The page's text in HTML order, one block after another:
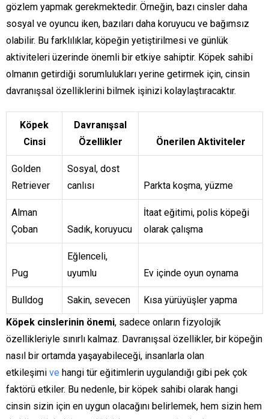
gözlem yapmak gerekmektedir. Örneğin, bazı cinsler daha
sosyal ve oyuncu iken, bazıları daha koruyucu ve bağımsız
olabilir. Bu farklılıklar, köpeğin yetiştirilmesi ve günlük
aktiviteleri üzerinde önemli bir etkiye sahiptir. Köpek sahibi
olmanın getirdiği sorumlulukları yerine getirmek için, cinsin
davranışsal özelliklerini bilmek işinizi kolaylaştıracaktır.
Köpek
Cinsi
Davranışsal
Özellikler
Önerilen Aktiviteler
Golden
Retriever
Sosyal, dost
canlısı
Parkta koşma, yüzme
Alman
Çoban
Sadık, koruyucu
İtaat eğitimi, polis köpeği
olarak çalışma
Pug
Eğlenceli,
uyumlu
Ev içinde oyun oynama
Bulldog Sakin, sevecen
Kısa yürüyüşler yapma
Köpek cinslerinin önemi, sadece onların fizyolojik
özellikleriyle sınırlı kalmaz. Davranışsal özellikler, bir köpeğin
nasıl bir ortamda yaşayabileceği, insanlarla olan
etkileşimi ve hangi tür eğitimlerin uygulandığı gibi pek çok
faktörü etkiler. Bu nedenle, bir köpek sahibi olarak hangi
cinsin sizin için en uygun olacağını belirlemek, hem sizin hem